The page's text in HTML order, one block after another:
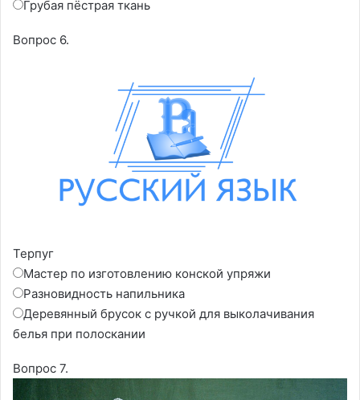
Грубая пёстрая ткань
Вопрос 6.
Терпуг
Мастер по изготовлению конской упряжи
Разновидность напильника
Деревянный брусок с ручкой для выколачивания
белья при полоскании
Вопрос 7.